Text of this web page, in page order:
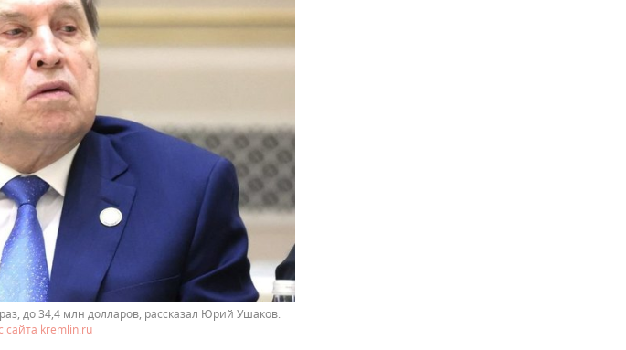
до 34,4 млн долларов, рассказал Юрий Ушаков.
сайта kremlin.ru